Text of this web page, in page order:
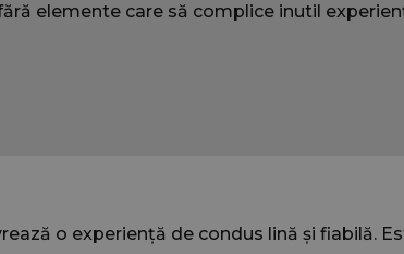
elemente care să complice inutil
o experiență de condus lină și fiabilă.
Sesiune
Acest cookie este
selecțiile și
funcționalitatea și